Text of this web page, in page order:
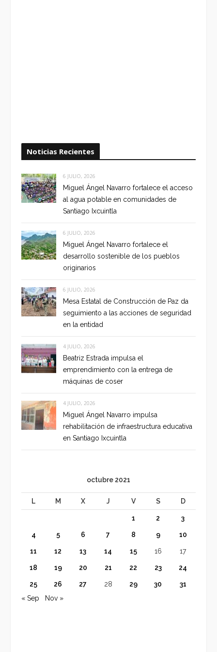
Noticias Recientes
6 JULIO, 2026
Miguel Ángel Navarro fortalece el acceso
al agua potable en comunidades de
Santiago Ixcuintla
6 JULIO, 2026
Miguel Ángel Navarro fortalece el
desarrollo sostenible de los pueblos
originarios
6 JULIO, 2026
Mesa Estatal de Construcción de Paz da
seguimiento a las acciones de seguridad
en la entidad
4 JULIO, 2026
Beatriz Estrada impulsa el
emprendimiento con la entrega de
máquinas de coser
4 JULIO, 2026
Miguel Ángel Navarro impulsa
rehabilitación de infraestructura educativa
en Santiago Ixcuintla
octubre 2021
L M X J V S D
1 2 3
4 5 6 7 8 9 10
11 12 13 14 15 16 17
18 19 20 21 22 23 24
25 26 27 28 29 30
31
« Sep
Nov »